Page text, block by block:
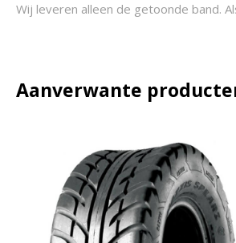
Wij leveren alleen de getoonde band.
Aanverwante